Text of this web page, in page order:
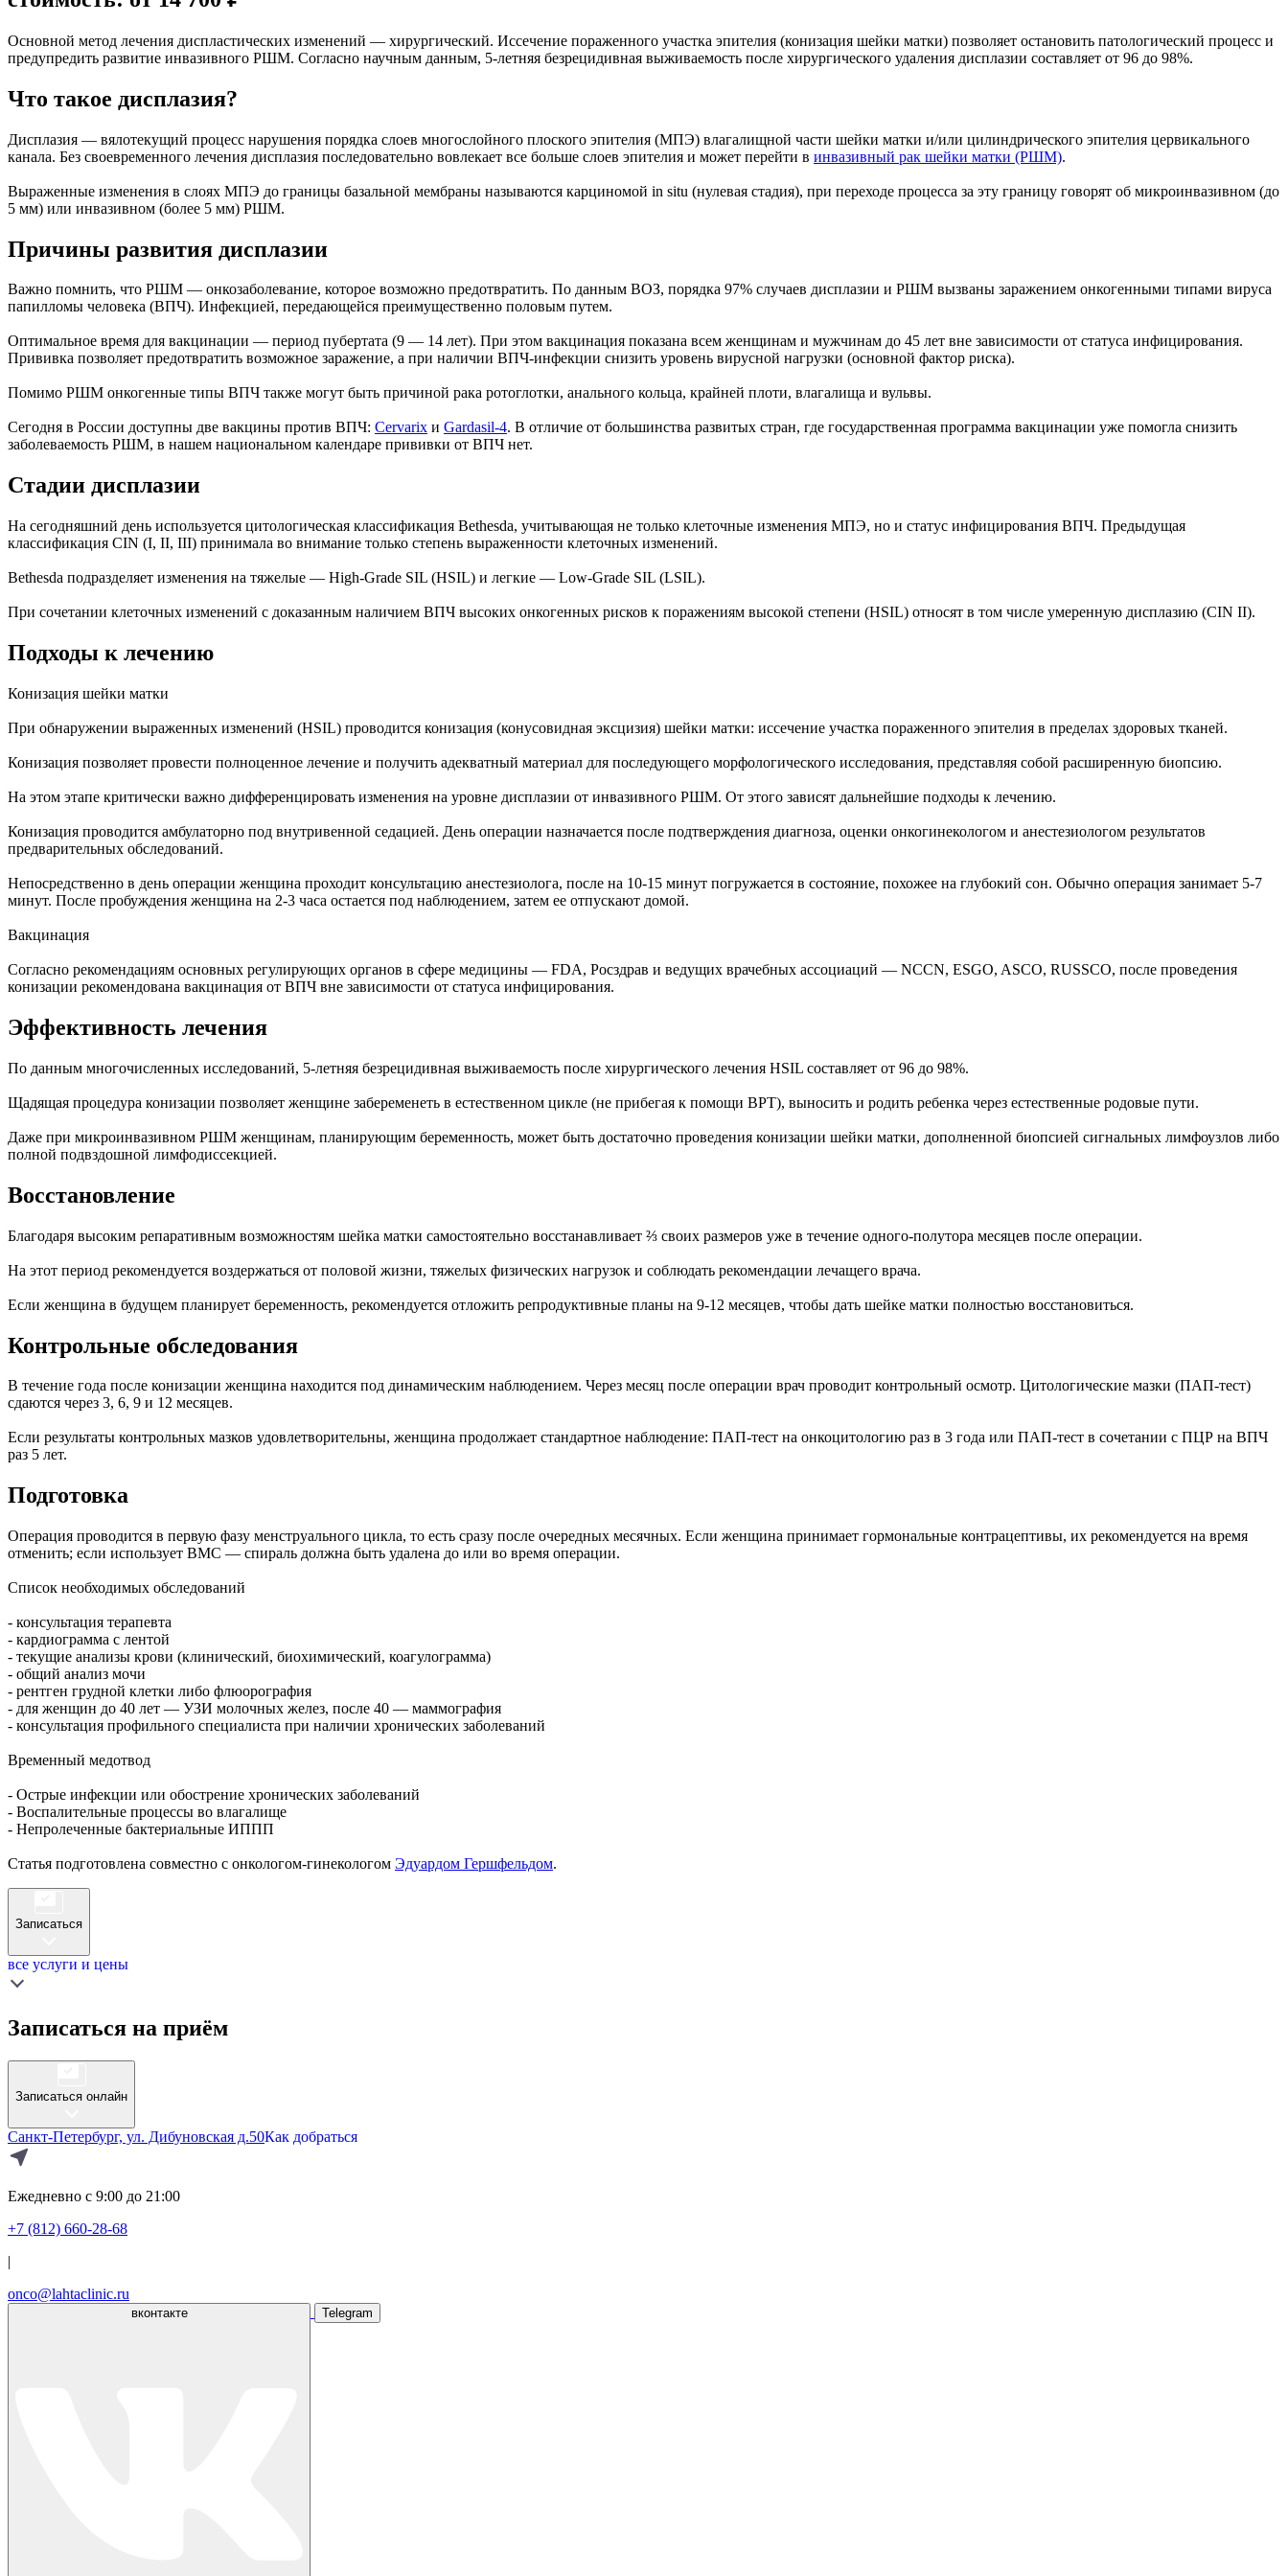
Основной метод лечения диспластических изменений — хирургический. Иссечение пораженного участка эпителия (конизация шейки матки) позволяет остановить патологический процесс и
предупредить развитие инвазивного РШМ. Согласно научным данным, 5-летняя безрецидивная выживаемость после хирургического удаления дисплазии составляет от 96 до 98%.
Что такое дисплазия?
Дисплазия — вялотекущий процесс нарушения порядка слоев многослойного плоского эпителия (МПЭ) влагалищной части шейки матки и/или цилиндрического эпителия цервикального
канала. Без своевременного лечения дисплазия последовательно вовлекает все больше слоев эпителия и может перейти в инвазивный рак шейки матки (РШМ).
Выраженные изменения в слоях МПЭ до границы базальной мембраны называются карциномой in situ (нулевая стадия), при переходе процесса за эту границу говорят об микроинвазивном (до
5 мм) или инвазивном (более 5 мм) РШМ.
Причины развития дисплазии
Важно помнить, что РШМ — онкозаболевание, которое возможно предотвратить. По данным ВОЗ, порядка 97% случаев дисплазии и РШМ вызваны заражением онкогенными типами вируса
папилломы человека (ВПЧ). Инфекцией, передающейся преимущественно половым путем.
Оптимальное время для вакцинации — период пубертата (9 — 14 лет). При этом вакцинация показана всем женщинам и мужчинам до 45 лет вне зависимости от статуса инфицирования.
Прививка позволяет предотвратить возможное заражение, а при наличии ВПЧ-инфекции снизить уровень вирусной нагрузки (основной фактор риска).
Помимо РШМ онкогенные типы ВПЧ также могут быть причиной рака ротоглотки, анального кольца, крайней плоти, влагалища и вульвы.
Сегодня в России доступны две вакцины против ВПЧ: Cervarix и Gardasil-4. В отличие от большинства развитых стран, где государственная программа вакцинации уже помогла снизить
заболеваемость РШМ, в нашем национальном календаре прививки от ВПЧ нет.
Стадии дисплазии
На сегодняшний день используется цитологическая классификация Bethesda, учитывающая не только клеточные изменения МПЭ, но и статус инфицирования ВПЧ. Предыдущая
классификация CIN (I, II, III) принимала во внимание только степень выраженности клеточных изменений.
Bethesda подразделяет изменения на тяжелые — High-Grade SIL (HSIL) и легкие — Low-Grade SIL (LSIL).
При сочетании клеточных изменений с доказанным наличием ВПЧ высоких онкогенных рисков к поражениям высокой степени (HSIL) относят в том числе умеренную дисплазию (CIN II).
Подходы к лечению
Конизация шейки матки
При обнаружении выраженных изменений (HSIL) проводится конизация (конусовидная эксцизия) шейки матки: иссечение участка пораженного эпителия в пределах здоровых тканей.
Конизация позволяет провести полноценное лечение и получить адекватный материал для последующего морфологического исследования, представляя собой расширенную биопсию.
На этом этапе критически важно дифференцировать изменения на уровне дисплазии от инвазивного РШМ. От этого зависят дальнейшие подходы к лечению.
Конизация проводится амбулаторно под внутривенной седацией. День операции назначается после подтверждения диагноза, оценки онкогинекологом и анестезиологом результатов
предварительных обследований.
Непосредственно в день операции женщина проходит консультацию анестезиолога, после на 10-15 минут погружается в состояние, похожее на глубокий сон. Обычно операция занимает 5-7
минут. После пробуждения женщина на 2-3 часа остается под наблюдением, затем ее отпускают домой.
Вакцинация
Согласно рекомендациям основных регулирующих органов в сфере медицины — FDA, Росздрав и ведущих врачебных ассоциаций — NCCN, ESGO, ASCO, RUSSCO, после проведения
конизации рекомендована вакцинация от ВПЧ вне зависимости от статуса инфицирования.
Эффективность лечения
По данным многочисленных исследований, 5-летняя безрецидивная выживаемость после хирургического лечения HSIL составляет от 96 до 98%.
Щадящая процедура конизации позволяет женщине забеременеть в естественном цикле (не прибегая к помощи ВРТ), выносить и родить ребенка через естественные родовые пути.
Даже при микроинвазивном РШМ женщинам, планирующим беременность, может быть достаточно проведения конизации шейки матки, дополненной биопсией сигнальных лимфоузлов либо
полной подвздошной лимфодиссекцией.
Восстановление
Благодаря высоким репаративным возможностям шейка матки самостоятельно восстанавливает ⅔ своих размеров уже в течение одного-полутора месяцев после операции.
На этот период рекомендуется воздержаться от половой жизни, тяжелых физических нагрузок и соблюдать рекомендации лечащего врача.
Если женщина в будущем планирует беременность, рекомендуется отложить репродуктивные планы на 9-12 месяцев, чтобы дать шейке матки полностью восстановиться.
Контрольные обследования
В течение года после конизации женщина находится под динамическим наблюдением. Через месяц после операции врач проводит контрольный осмотр. Цитологические мазки (ПАП-тест)
сдаются через 3, 6, 9 и 12 месяцев.
Если результаты контрольных мазков удовлетворительны, женщина продолжает стандартное наблюдение: ПАП-тест на онкоцитологию раз в 3 года или ПАП-тест в сочетании с ПЦР на ВПЧ
раз 5 лет.
Подготовка
Операция проводится в первую фазу менструального цикла, то есть сразу после очередных месячных. Если женщина принимает гормональные контрацептивы, их рекомендуется на время
отменить; если использует ВМС — спираль должна быть удалена до или во время операции.
Список необходимых обследований
- консультация терапевта
- кардиограмма с лентой
- текущие анализы крови (клинический, биохимический, коагулограмма)
- общий анализ мочи
- рентген грудной клетки либо флюорография
- для женщин до 40 лет — УЗИ молочных желез, после 40 — маммография
- консультация профильного специалиста при наличии хронических заболеваний
Временный медотвод
- Острые инфекции или обострение хронических заболеваний
- Воспалительные процессы во влагалище
- Непролеченные бактериальные ИППП
Статья подготовлена совместно с онкологом-гинекологом Эдуардом Гершфельдом.
Записаться
все услуги и цены
Записаться на приём
Записаться онлайн
Санкт-Петербург, ул. Дибуновская д.50Как добраться
Ежедневно с 9:00 до 21:00
+7 (812) 660-28-68
|
onco@lahtaclinic.ru
вконтакте Telegram